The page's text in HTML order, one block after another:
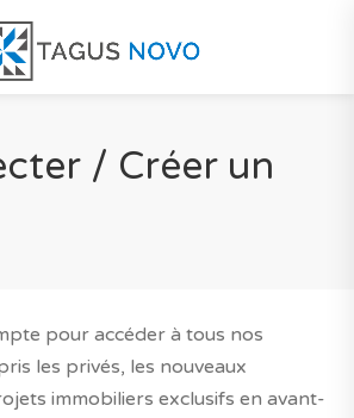
/ Créer un
pour accéder à tous nos
les privés, les nouveaux
immobiliers exclusifs en avant-